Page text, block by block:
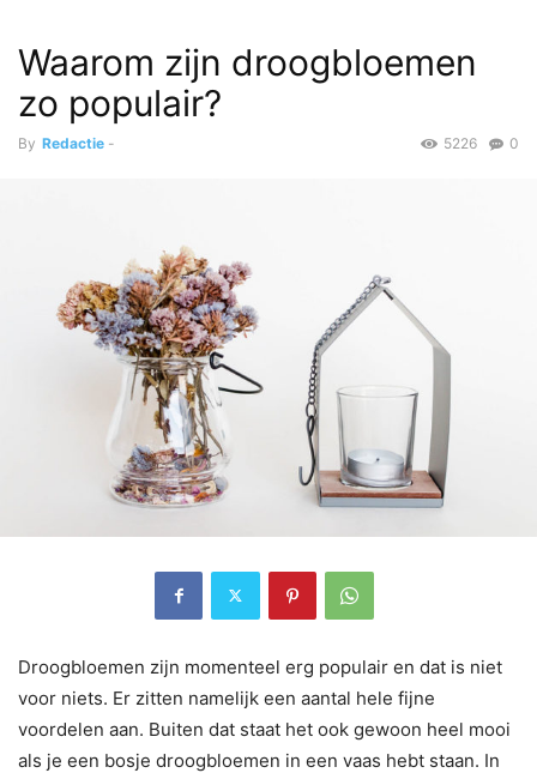
Waarom zijn droogbloemen
zo populair?
By Redactie - 0
5226
Droogbloemen zijn momenteel erg populair en dat is niet
voor niets. Er zitten namelijk een aantal hele fijne
voordelen aan. Buiten dat staat het ook gewoon heel mooi
als je een bosje droogbloemen in een vaas hebt staan. In